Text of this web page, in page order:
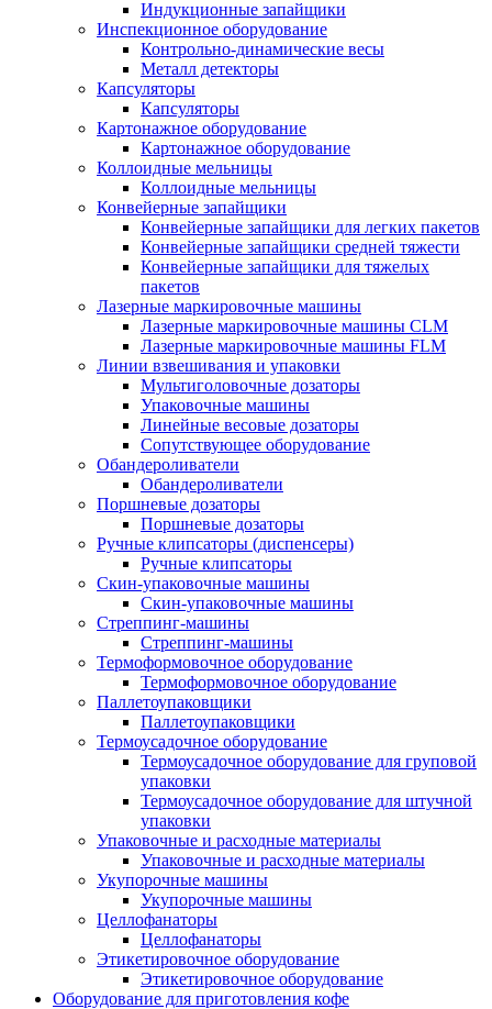
Индукционные запайщики
Инспекционное оборудование
Контрольно-динамические весы
Металл детекторы
Капсуляторы
Капсуляторы
Картонажное оборудование
Картонажное оборудование
Коллоидные мельницы
Коллоидные мельницы
Конвейерные запайщики
Конвейерные запайщики для легких пакетов
Конвейерные запайщики средней тяжести
Конвейерные запайщики для тяжелых
пакетов
Лазерные маркировочные машины
Лазерные маркировочные машины CLM
Лазерные маркировочные машины FLM
Линии взвешивания и упаковки
Мультиголовочные дозаторы
Упаковочные машины
Линейные весовые дозаторы
Сопутствующее оборудование
Обандероливатели
Обандероливатели
Поршневые дозаторы
Поршневые дозаторы
Ручные клипсаторы (диспенсеры)
Ручные клипсаторы
Скин-упаковочные машины
Скин-упаковочные машины
Стреппинг-машины
Стреппинг-машины
Термоформовочное оборудование
Термоформовочное оборудование
Паллетоупаковщики
Паллетоупаковщики
Термоусадочное оборудование
Термоусадочное оборудование для груповой
упаковки
Термоусадочное оборудование для штучной
упаковки
Упаковочные и расходные материалы
Упаковочные и расходные материалы
Укупорочные машины
Укупорочные машины
Целлофанаторы
Целлофанаторы
Этикетировочное оборудование
Этикетировочное оборудование
Оборудование для приготовления кофе